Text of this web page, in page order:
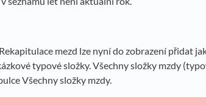
mezd lze nyní do zobrazení přidat
typové složky. Všechny složky mzdy
Všechny složky mzdy.